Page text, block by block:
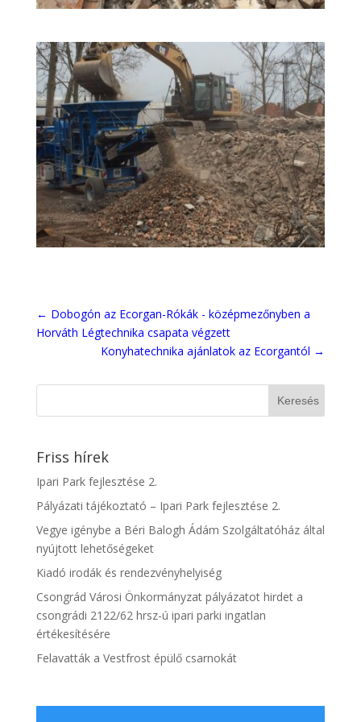
← Dobogón az Ecorgan-Rókák - középmezőnyben a
Horváth Légtechnika csapata végzett
Konyhatechnika ajánlatok az Ecorgantól →
Friss hírek
Ipari Park fejlesztése 2.
Pályázati tájékoztató – Ipari Park fejlesztése 2.
Vegye igénybe a Béri Balogh Ádám Szolgáltatóház által
nyújtott lehetőségeket
Kiadó irodák és rendezvényhelyiség
Csongrád Városi Önkormányzat pályázatot hirdet a
csongrádi 2122/62 hrsz-ú ipari parki ingatlan
értékesítésére
Felavatták a Vestfrost épülő csarnokát